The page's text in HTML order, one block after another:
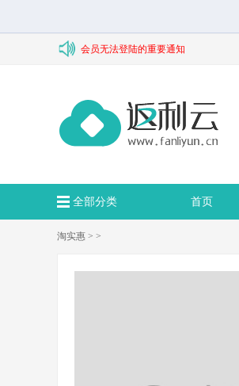
会员无法登陆的重要通知
全部分类 首页
淘实惠 > >